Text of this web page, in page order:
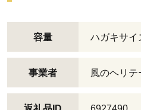
容量 ハガキサイ
事業者 風のヘリ